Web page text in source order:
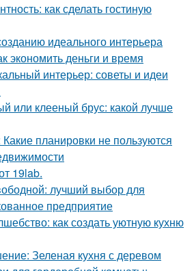
как сделать гостиную
идеального интерьера
экономить деньги и время
интерьер: советы и идеи
или клееный брус: какой лучше
планировки не пользуются
19lab.
лучший выбор для
предприятие
как создать уютную кухню
Зеленая кухня с деревом